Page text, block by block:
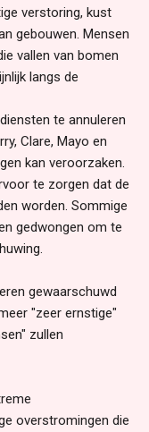
verstoring, kust
gebouwen. Mensen
vallen van bomen
langs de
te annuleren
Clare, Mayo en
kan veroorzaken.
te zorgen dat de
worden. Sommige
gedwongen om te
gewaarschuwd
"zeer ernstige"
zullen
overstromingen die